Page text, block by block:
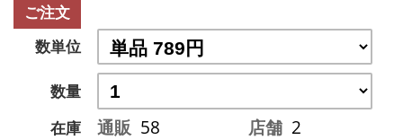
ご注文
数単位
数量
在庫
通販 58 店舗 2